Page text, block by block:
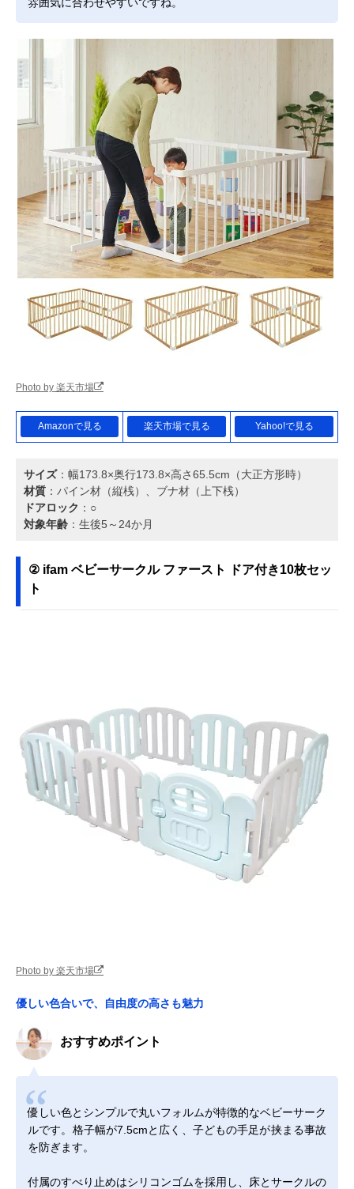
Photo by 楽天市場
Amazonで見る 楽天市場で見る Yahoo!で見る
サイズ：幅173.8×奥行173.8×高さ65.5cm（大正方形時）
材質 ：パイン材（縦桟）、ブナ材（上下桟）
ドアロック ：○
対象年齢 ：生後5～24か月
② ifam ベビーサークル ファースト ドア付き10枚セッ
ト
Photo by 楽天市場
優しい色合いで、自由度の高さも魅力
おすすめポイント
優しい色とシンプルで丸いフォルムが特徴的なベビーサーク
ルです。格子幅が7.5cmと広く、子どもの手足が挟まる事故
を防ぎます。
付属のすべり止めはシリコンゴムを採用し、床とサークルの